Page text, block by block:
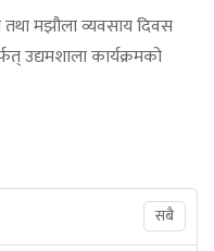
तथा मझौला व्यवसाय दिवस
उद्यमशाला कार्यक्रमको
सबै